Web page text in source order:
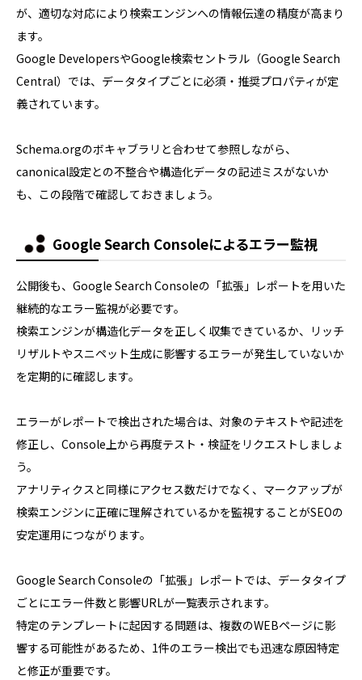
が、適切な対応により検索エンジンへの情報伝達の精度が高まり
ます。
Google DevelopersやGoogle検索セントラル（Google Search
Central）では、データタイプごとに必須・推奨プロパティが定
義されています。
Schema.orgのボキャブラリと合わせて参照しながら、
canonical設定との不整合や構造化データの記述ミスがないか
も、この段階で確認しておきましょう。
Google Search Consoleによるエラー監視
公開後も、Google Search Consoleの「拡張」レポートを用いた
継続的なエラー監視が必要です。
検索エンジンが構造化データを正しく収集できているか、リッチ
リザルトやスニペット生成に影響するエラーが発生していないか
を定期的に確認します。
エラーがレポートで検出された場合は、対象のテキストや記述を
修正し、Console上から再度テスト・検証をリクエストしましょ
う。
アナリティクスと同様にアクセス数だけでなく、マークアップが
検索エンジンに正確に理解されているかを監視することがSEOの
安定運用につながります。
Google Search Consoleの「拡張」レポートでは、データタイプ
ごとにエラー件数と影響URLが一覧表示されます。
特定のテンプレートに起因する問題は、複数のWEBページに影
響する可能性があるため、1件のエラー検出でも迅速な原因特定
と修正が重要です。